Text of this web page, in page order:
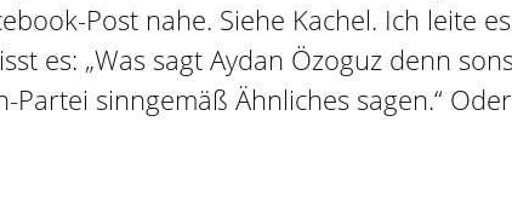
Post nahe. Siehe Kachel. Ich leite
es: „Was sagt Aydan Özoguz denn
sinngemäß Ähnliches sagen.“